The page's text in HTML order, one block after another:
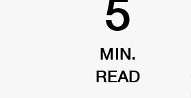
5
MIN.
READ